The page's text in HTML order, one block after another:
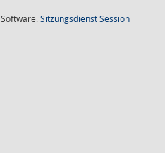
Software:SitzungsdienstSession(Wird in